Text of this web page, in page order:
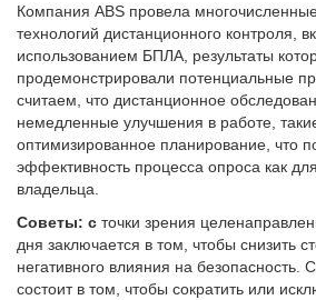
Компания ABS провела
технологий дистанционного контроля,
использованием БПЛА, результаты
продемонстрировали потенциальные
считаем, что дистанционное
немедленные улучшения в работе,
оптимизированное планирование, что
эффективность процесса опроса как
владельца.
Советы: с точки зрения
дня заключается в том, чтобы снизить
негативного влияния на безопасность.
состоит в том, чтобы сократить или